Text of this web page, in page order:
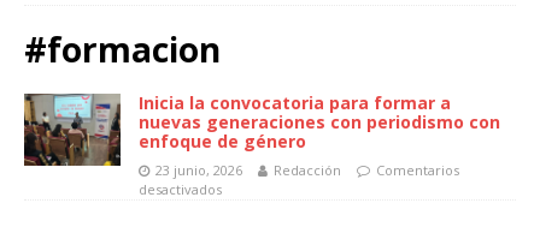
#formacion
Inicia la convocatoria para formar a
nuevas generaciones con periodismo con
enfoque de género
23 junio, 2026 Redacción
Comentarios
desactivados